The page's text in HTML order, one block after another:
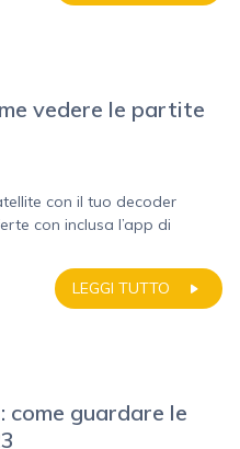
vedere le partite
con il tuo decoder
con inclusa l’app di
LEGGI TUTTO
come guardare le